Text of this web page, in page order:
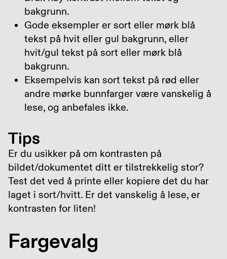
bakgrunn.
Gode eksempler er sort eller mørk blå
tekst på hvit eller gul bakgrunn, eller
hvit/gul tekst på sort eller mørk blå
bakgrunn.
Eksempelvis kan sort tekst på rød eller
andre mørke bunnfarger være vanskelig å
lese, og anbefales ikke.
Tips
Er du usikker på om kontrasten på
bildet/dokumentet ditt er tilstrekkelig stor?
Test det ved å printe eller kopiere det du har
laget i sort/hvitt. Er det vanskelig å lese, er
kontrasten for liten!
Fargevalg